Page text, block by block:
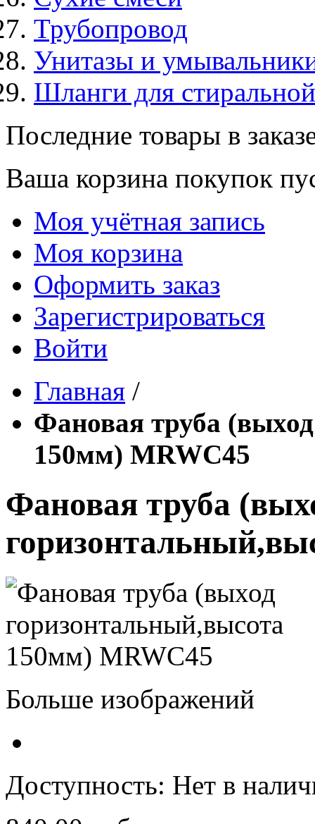
Трубопровод
Унитазы и
Шланги для
Последние товары в
Ваша корзина покупок
Моя учётная запись
Моя корзина
Оформить заказ
Зарегистрироваться
Войти
Главная /
Фановая труба
150мм) MRWC45
Фановая труба
Больше изображений
Доступность: Нет в